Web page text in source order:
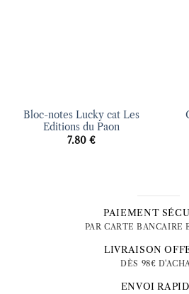
Bloc-notes Lucky cat Les
Editions du Paon
7.80 €
PAIEMENT
PAR CARTE BANCAIRE
LIVRAISON
DÈS 98€
ENVOI